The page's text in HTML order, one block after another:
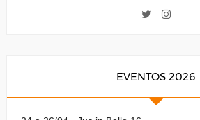
EVENTOS 2026